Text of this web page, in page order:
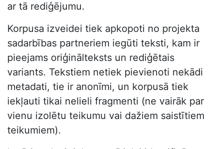
ar tā rediģējumu.
Korpusa izveidei tiek apkopoti no projekta
sadarbības partneriem iegūti teksti, kam ir
pieejams oriģinālteksts un rediģētais
variants. Tekstiem netiek pievienoti nekādi
metadati, tie ir anonīmi, un korpusā tiek
iekļauti tikai nelieli fragmenti (ne vairāk par
vienu izolētu teikumu vai dažiem saistītiem
teikumiem).